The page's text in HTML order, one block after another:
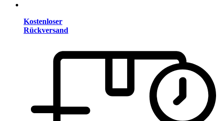
Kostenloser
Rückversand